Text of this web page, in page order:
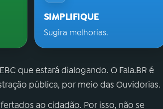
SIMPLIFIQUE
Sugira melhorias.
que estará dialogando. O Fala.BR é
pública, por meio das Ouvidorias.
ao cidadão. Por isso, não se